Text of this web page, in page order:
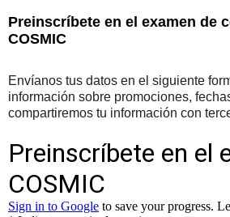
Preinscríbete en el examen de
COSMIC
Envíanos tus datos en el siguiente
información sobre promociones,
compartiremos tu información con